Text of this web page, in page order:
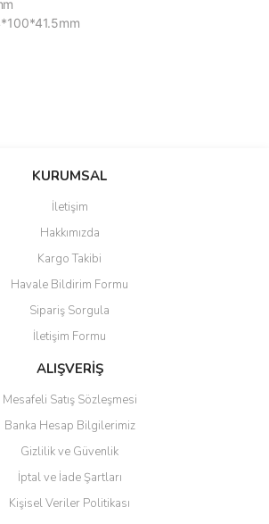
Bu ürüne ilk yorumu siz yapın!
bozuk veya görüntülenemiyor.
eksik bilgiler bulunuyor.
hatalar bulunuyor.
daha pahalı.
alternatifler olmalı.
Gönder
KURUMSAL
İletişim
Hakkımızda
Kargo Takibi
Havale Bildirim Formu
Sipariş Sorgula
İletişim Formu
ALIŞVERİŞ
Mesafeli Satış Sözleşmesi
Banka Hesap Bilgilerimiz
Gizlilik ve Güvenlik
İptal ve İade Şartları
Kişisel Veriler Politikası